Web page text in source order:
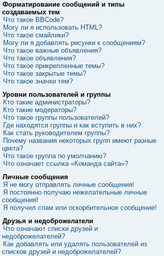
Форматирование сообщений и типы
создаваемых тем
Что такое BBCode?
Могу ли я использовать HTML?
Что такое смайлики?
Могу ли я добавлять рисунки к сообщениям?
Что такое важные объявления?
Что такое объявления?
Что такое прикрепленные темы?
Что такое закрытые темы?
Что такое значки тем?
Уровни пользователей и группы
Кто такие администраторы?
Кто такие модераторы?
Что такое группы пользователей?
Где находятся группы и как вступить в них?
Как стать руководителем группы?
Почему названия некоторых групп имеют разные
цвета?
Что такое группа по умолчанию?
Что означает ссылка «Команда сайта»?
Личные сообщения
Я не могу отправлять личные сообщения!
Я постоянно получаю нежелательные личные
сообщения!
Я получил спам или оскорбительное сообщение!
Друзья и недоброжелатели
Что означают списки друзей и
недоброжелателей?
Как добавлять или удалять пользователей из
списков друзей и недоброжелателей?